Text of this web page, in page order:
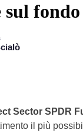
sul fondo
Sector SPDR
il più